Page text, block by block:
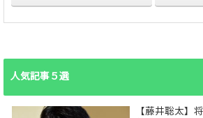
人気記事５選
【藤井聡太】